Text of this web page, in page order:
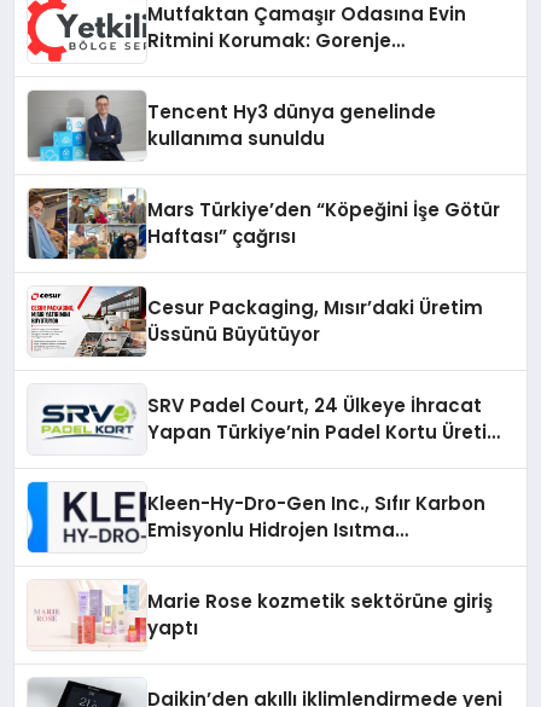
Mutfaktan Çamaşır Odasına Evin
Ritmini Korumak: Gorenje
Tencent Hy3 dünya genelinde
kullanıma sunuldu
Mars Türkiye’den “Köpeğini İşe Götür
Haftası” çağrısı
Cesur Packaging, Mısır’daki Üretim
Üssünü Büyütüyor
SRV Padel Court, 24 Ülkeye İhracat
Yapan Türkiye’nin Padel Kortu Üretim
Kleen-Hy-Dro-Gen Inc., Sıfır Karbon
Emisyonlu Hidrojen Isıtma
Marie Rose kozmetik sektörüne giriş
yaptı
Daikin’den akıllı iklimlendirmede yeni